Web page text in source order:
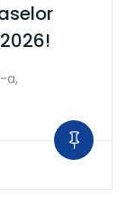
a,